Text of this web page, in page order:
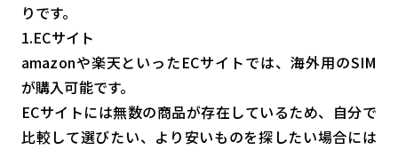
りです。
1.ECサイト
amazonや楽天といったECサイトでは、海外用のSIM
が購入可能です。
ECサイトには無数の商品が存在しているため、自分で
比較して選びたい、より安いものを探したい場合には